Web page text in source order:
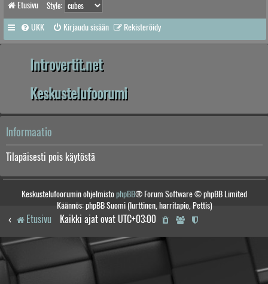
Etusivu Style:
UKK Kirjaudu sisään Rekisteröidy
Introvertit.net
Keskustelufoorumi
Informaatio
Tilapäisesti pois käytöstä
Keskustelufoorumin ohjelmistophpBB® Forum Software © phpBB Limited
Käännös: phpBB Suomi (lurttinen, harritapio, Pettis)
Etusivu Kaikki ajat ovat UTC+03:00